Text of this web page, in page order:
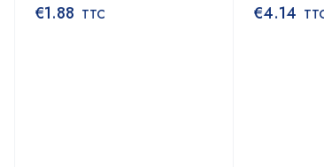
€1.88 TTC €4.14